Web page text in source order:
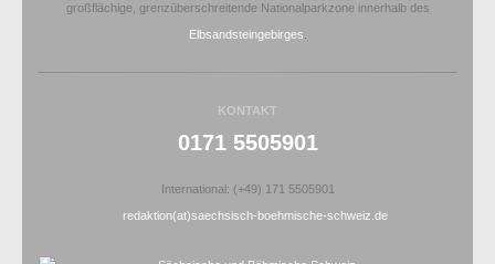
großflächige, grenzüberschreitende Nationalparkzone innerhalb des
Elbsandsteingebirges
KONTAKT
0171 5505901
International: (+49) 171 5505901
redaktion(at)saechsisch-boehmische-schweiz.de